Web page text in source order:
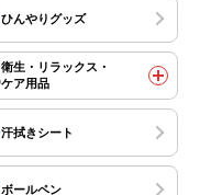
ひんやりグッズ
衛生・リラックス・
ケア用品
汗拭きシート
ボールペン